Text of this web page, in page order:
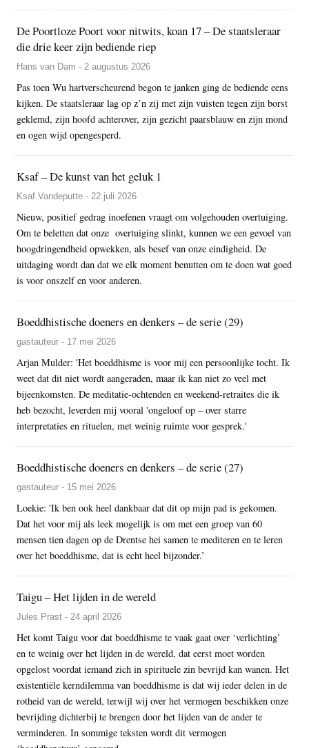
De Poortloze Poort voor nitwits, koan 17 – De staatsleraar
die drie keer zijn bediende riep
Hans van Dam - 2 augustus 2026
Pas toen Wu hartverscheurend begon te janken ging de bediende eens
kijken. De staatsleraar lag op z’n zij met zijn vuisten tegen zijn borst
geklemd, zijn hoofd achterover, zijn gezicht paarsblauw en zijn mond
en ogen wijd opengesperd.
Ksaf – De kunst van het geluk 1
Ksaf Vandeputte - 22 juli 2026
Nieuw, positief gedrag inoefenen vraagt om volgehouden overtuiging.
Om te beletten dat onze overtuiging slinkt, kunnen we een gevoel van
hoogdringendheid opwekken, als besef van onze eindigheid. De
uitdaging wordt dan dat we elk moment benutten om te doen wat goed
is voor onszelf en voor anderen.
Boeddhistische doeners en denkers – de serie (29)
gastauteur - 17 mei 2026
Arjan Mulder: 'Het boeddhisme is voor mij een persoonlijke tocht. Ik
weet dat dit niet wordt aangeraden, maar ik kan niet zo veel met
bijeenkomsten. De meditatie-ochtenden en weekend-retraites die ik
heb bezocht, leverden mij vooral 'ongeloof op – over starre
interpretaties en rituelen, met weinig ruimte voor gesprek.'
Boeddhistische doeners en denkers – de serie (27)
gastauteur - 15 mei 2026
Loekie: 'Ik ben ook heel dankbaar dat dit op mijn pad is gekomen.
Dat het voor mij als leek mogelijk is om met een groep van 60
mensen tien dagen op de Drentse hei samen te mediteren en te leren
over het boeddhisme, dat is echt heel bijzonder.’
Taigu – Het lijden in de wereld
Jules Prast - 24 april 2026
Het komt Taigu voor dat boeddhisme te vaak gaat over ‘verlichting’
en te weinig over het lijden in de wereld, dat eerst moet worden
opgelost voordat iemand zich in spirituele zin bevrijd kan wanen. Het
existentiële kerndilemma van boeddhisme is dat wij ieder delen in de
rotheid van de wereld, terwijl wij over het vermogen beschikken onze
bevrijding dichterbij te brengen door het lijden van de ander te
verminderen. In sommige teksten wordt dit vermogen